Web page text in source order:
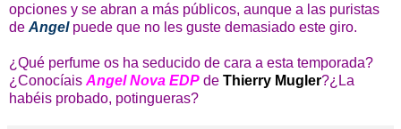
opciones y se abran a más públicos, aunque a las puristas
de Angel puede que no les guste demasiado este giro.
¿Qué perfume os ha seducido de cara a esta temporada?
¿Conocíais Angel Nova EDP de Thierry Mugler?¿La
habéis probado, potingueras?